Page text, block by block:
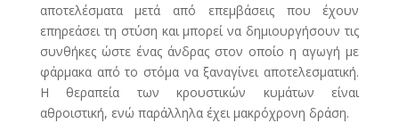
αποτελέσματα μετά από επεμβάσεις που έχουν
επηρεάσει τη στύση και μπορεί να δημιουργήσουν τις
συνθήκες ώστε ένας άνδρας στον οποίο η αγωγή με
φάρμακα από το στόμα να ξαναγίνει αποτελεσματική.
Η θεραπεία των κρουστικών κυμάτων είναι
αθροιστική, ενώ παράλληλα έχει μακρόχρονη δράση.